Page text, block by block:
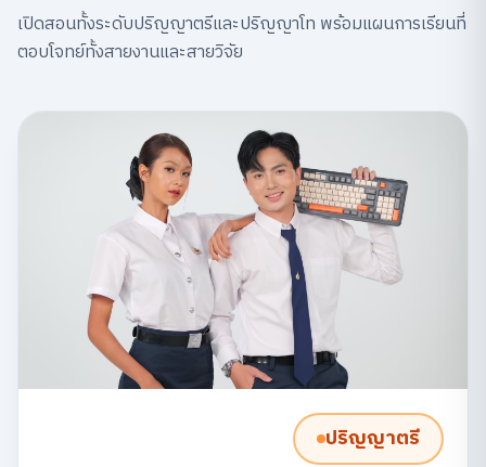
เปิดสอนทั้งระดับปริญญาตรีและปริญญาโท พร้อมแผนการเรียนที่
ตอบโจทย์ทั้งสายงานและสายวิจัย
ปริญญาตรี